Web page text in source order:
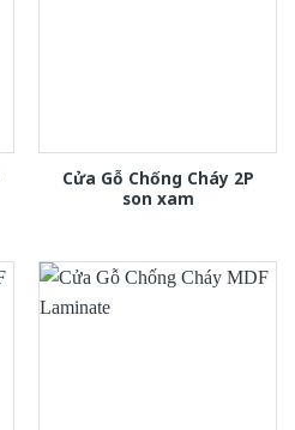
Cửa Gỗ Chống Cháy 2P
son xam